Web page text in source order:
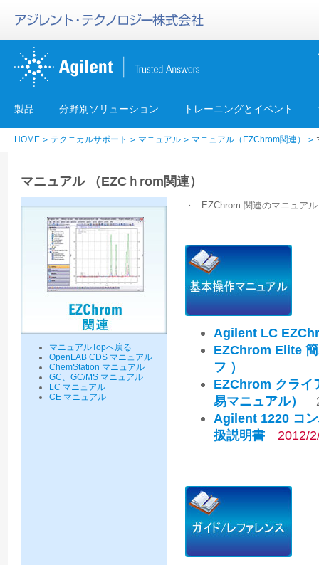
製品 分野別ソリューション トレーニングとイベント
HOME テクニカルサポート マニュアル マニュアル（EZChrom関連）
マニュアル （EZCｈrom関連）
マニュアルTopへ戻る
OpenLAB CDS マニュアル
ChemStation マニュアル
GC、GC/MS マニュアル
LC マニュアル
CE マニュアル
・ EZChrom 関連のマニュア
Agilent LC
EZChrom Elite
フ ）
EZChrom クライ
易マニュアル）
Agilent 1220 コ
扱説明書
2012/